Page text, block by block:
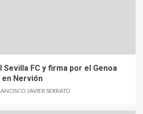
Sevilla FC y firma por el Genoa
Nervión
JAVIER SERRATO